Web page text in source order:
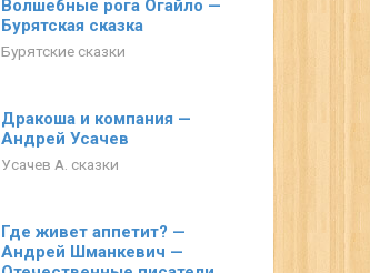
Волшебные рога Огайло —
Бурятская сказка
Бурятские сказки
Дракоша и компания —
Андрей Усачев
Усачев А. сказки
Где живет аппетит? —
Андрей Шманкевич —